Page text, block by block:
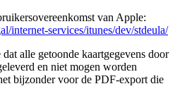
van Apple:
internet-services/itunes/dev/stdeula/
alle getoonde kaartgegevens door
en niet mogen worden
bijzonder voor de PDF-export die